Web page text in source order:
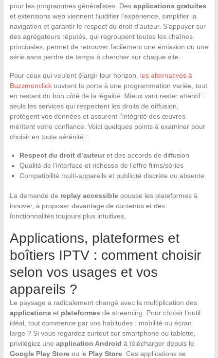
pour les programmes généralistes. Des applications gratuites
et extensions web viennent fluidifier l’expérience, simplifier la
navigation et garantir le respect du droit d’auteur. S’appuyer sur
des agrégateurs réputés, qui regroupent toutes les chaînes
principales, permet de retrouver facilement une émission ou une
série sans perdre de temps à chercher sur chaque site.
Pour ceux qui veulent élargir leur horizon, les alternatives à
Buzzmonclickouvrent la porte à une programmation variée, tout
en restant du bon côté de la légalité. Mieux vaut rester attentif :
seuls les services qui respectent les droits de diffusion,
protègent vos données et assurent l’intégrité des œuvres
méritent votre confiance. Voici quelques points à examiner pour
choisir en toute sérénité :
Respect du droit d’auteuret des accords de diffusion
Qualité de l’interface et richesse de l’offre films/séries
Compatibilité multi-appareils et publicité discrète ou absente
La demande de replay accessiblepousse les plateformes à
innover, à proposer davantage de contenus et des
fonctionnalités toujours plus intuitives.
Applications, plateformes et
boîtiers IPTV : comment choisir
selon vos usages et vos
appareils ?
Le paysage a radicalement changé avec la multiplication des
applications et plateformes de streaming. Pour choisir l’outil
idéal, tout commence par vos habitudes : mobilité ou écran
large ? Si vous regardez surtout sur smartphone ou tablette,
privilégiez une application Android à télécharger depuis le
Google Play Storeou le Play Store. Ces applications se